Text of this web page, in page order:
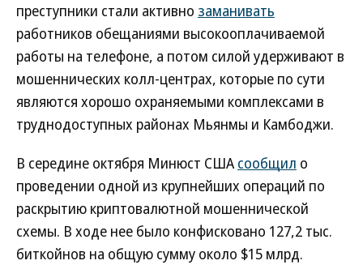
преступники стали активно заманивать
работников обещаниями высокооплачиваемой
работы на телефоне, а потом силой удерживают в
мошеннических колл-центрах, которые по сути
являются хорошо охраняемыми комплексами в
труднодоступных районах Мьянмы и Камбоджи.
В середине октября Минюст США сообщил о
проведении одной из крупнейших операций по
раскрытию криптовалютной мошеннической
схемы. В ходе нее было конфисковано 127,2 тыс.
биткойнов на общую сумму около $15 млрд.